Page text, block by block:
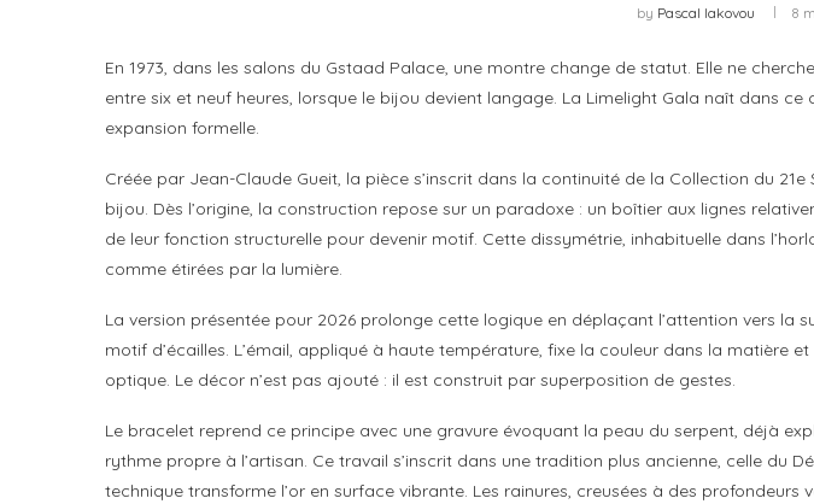
by Pascal Iakovou 8
En 1973, dans les salons du Gstaad Palace, une montre change de statut. Elle ne
entre six et neuf heures, lorsque le bijou devient langage. La Limelight Gala naît dans
expansion formelle.
Créée par Jean-Claude Gueit, la pièce s’inscrit dans la continuité de la Collection du
bijou. Dès l’origine, la construction repose sur un paradoxe : un boîtier aux lignes
de leur fonction structurelle pour devenir motif. Cette dissymétrie, inhabituelle dans
comme étirées par la lumière.
La version présentée pour 2026 prolonge cette logique en déplaçant l’attention vers la
motif d’écailles. L’émail, appliqué à haute température, fixe la couleur dans la matière
optique. Le décor n’est pas ajouté : il est construit par superposition de gestes.
Le bracelet reprend ce principe avec une gravure évoquant la peau du serpent, déjà
rythme propre à l’artisan. Ce travail s’inscrit dans une tradition plus ancienne, celle du
technique transforme l’or en surface vibrante. Les rainures, creusées à des